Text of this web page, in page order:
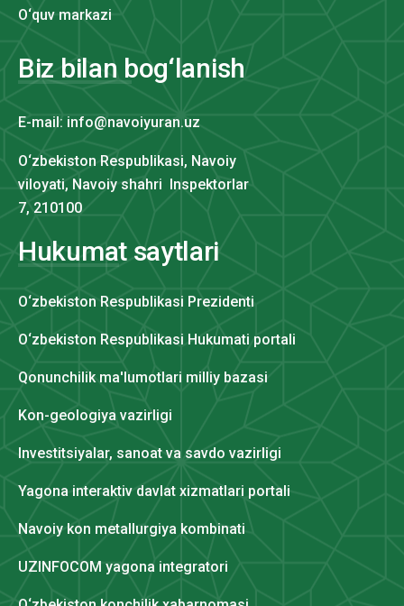
O‘quv markazi
Biz bilan bog‘lanish
E-mail: info@navoiyuran.uz
O‘zbekiston Respublikasi, Navoiy
viloyati, Navoiy shahri Inspektorlar
7, 210100
Hukumat saytlari
O‘zbekiston Respublikasi Prezidenti
O‘zbekiston Respublikasi Hukumati portali
Qonunchilik ma'lumotlari milliy bazasi
Kon-geologiya vazirligi
Investitsiyalar, sanoat va savdo vazirligi
Yagona interaktiv davlat xizmatlari portali
Navoiy kon metallurgiya kombinati
UZINFOCOM yagona integratori